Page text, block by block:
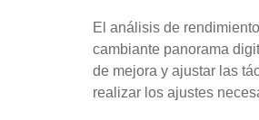
El análisis de
cambiante panorama
de mejora y ajustar las
realizar los ajustes